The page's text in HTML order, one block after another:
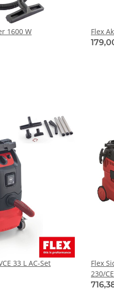
1600 W
Flex
33 L AC-Set
Flex
230/